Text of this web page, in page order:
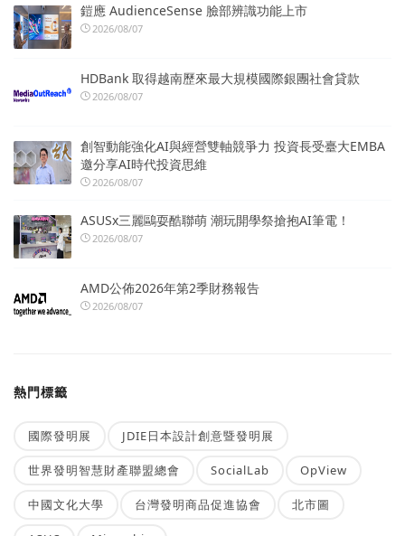
鎧應 AudienceSense 臉部辨識功能上市
2026/08/07
HDBank 取得越南歷來最大規模國際銀團社會貸款
2026/08/07
創智動能強化AI與經營雙軸競爭力 投資長受臺大EMBA
邀分享AI時代投資思維
2026/08/07
ASUSx三麗鷗耍酷聯萌 潮玩開學祭搶抱AI筆電！
2026/08/07
AMD公佈2026年第2季財務報告
2026/08/07
熱門標籤
國際發明展 JDIE日本設計創意暨發明展
世界發明智慧財產聯盟總會 SocialLab OpView
中國文化大學 台灣發明商品促進協會 北市圖